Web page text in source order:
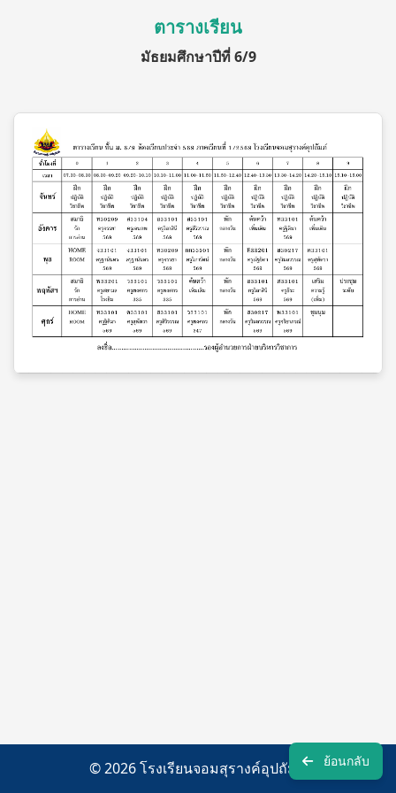
ตารางเรียน
มัธยมศึกษาปีที่ 6/9
ย้อนกลับ
© 2026 โรงเรียนจอมสุรางค์อุปถัมภ์